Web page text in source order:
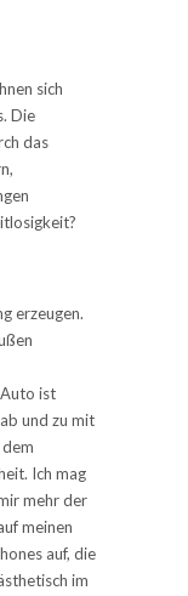
sich
Die
das
erzeugen.
ist
und zu mit
Ich mag
mehr der
meinen
auf, die
im